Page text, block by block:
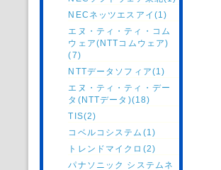
NECネッツエスアイ(1)
エヌ・ティ・ティ・コム
ウェア(NTTコムウェア)
(7)
NTTデータソフィア(1)
エヌ・ティ・ティ・デー
タ(NTTデータ)(18)
TIS(2)
コベルコシステム(1)
トレンドマイクロ(2)
パナソニック システムネ